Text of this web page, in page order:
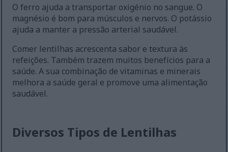
O ferro ajuda a transportar oxigénio no sangue. O
magnésio é bom para músculos e nervos. O potássio
ajuda a manter a pressão arterial saudável.
Comer lentilhas acrescenta sabor e textura às
refeições. Também trazem muitos benefícios para a
saúde. A sua combinação de vitaminas e minerais
melhora a saúde geral e promove uma alimentação
saudável.
Diversos Tipos de Lentilhas